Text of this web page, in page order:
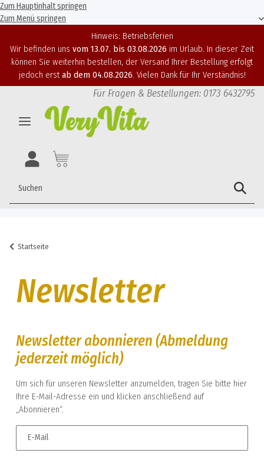
Zum Hauptinhalt springen
Zum Menü springen
Hinweis: Betriebsferien
Wir befinden uns vom 13.07. bis 03.08.2026 im Urlaub. In dieser Zeit
können Sie weiterhin bestellen, der Versand Ihrer Bestellung erfolgt
jedoch erstab dem 04.08.2026. Vielen Dank für Ihr Verständnis!
Für Fragen & Bestellungen: 0173 6432795
Startseite
Newsletter
Newsletter abonnieren (Abmeldung
jederzeit möglich)
Um sich für unseren Newsletter anzumelden, tragen Sie bitte hier
Ihre E-Mail-Adresse ein und klicken anschließend auf
„Abonnieren“.
E-Mail